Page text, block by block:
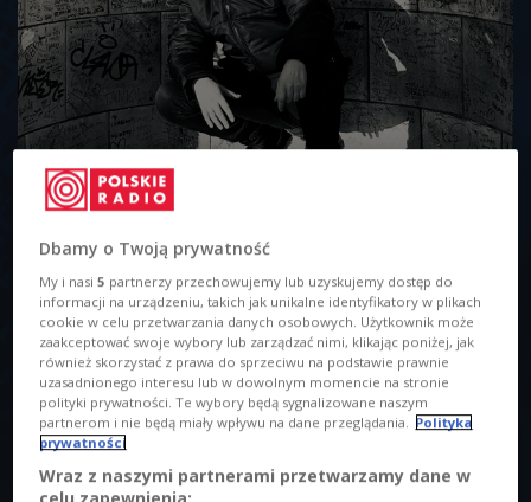
O AUDYCJI
- Ten czas zmusił też ludzi do przewartościowań, innego
spojrzenia na siebie i to, co robimy. Dla mnie to było cenne i
ważne - mówi gość Numera Raza. - Okazało się też, że
gdzieś tam potrafię sobie poradzić. To czas, który otworzył
mi też ścieżki do ciekawych projektów okołorapowych czy
pozarapowych. To plusy tej sytuacji, która wybitnie nie jest
Dbamy o Twoją prywatność
My i nasi5 partnerzy przechowujemy lub uzyskujemy dostęp do
informacji na urządzeniu, takich jak unikalne identyfikatory w plikach
cookie w celu przetwarzania danych osobowych. Użytkownik może
zaakceptować swoje wybory lub zarządzać nimi, klikając poniżej, jak
również skorzystać z prawa do sprzeciwu na podstawie prawnie
uzasadnionego interesu lub w dowolnym momencie na stronie
polityki prywatności. Te wybory będą sygnalizowane naszym
partnerom i nie będą miały wpływu na dane przeglądania.
Polityka
prywatności
Wraz z naszymi partnerami przetwarzamy dane w
celu zapewnienia: